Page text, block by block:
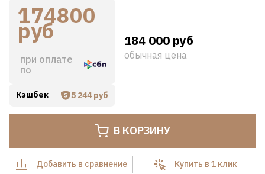
174800
руб
при оплате
по
Кэшбек 5 244 руб
184 000 руб
обычная цена
В КОРЗИНУ
Добавить в сравнение Купить в 1 клик